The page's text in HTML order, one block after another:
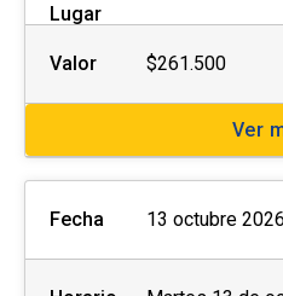
Lugar
Valor $261.500
Ver
Fecha 13 octubre